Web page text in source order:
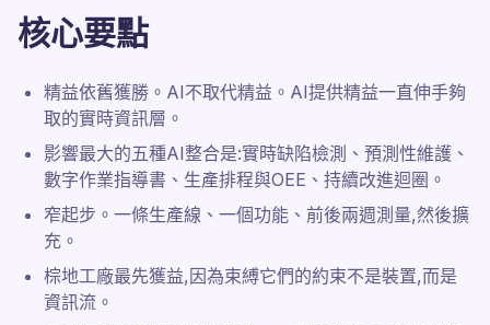
核心要點
精益依舊獲勝。AI不取代精益。AI提供精益一直伸手夠
取的實時資訊層。
影響最大的五種AI整合是:實時缺陷檢測、預測性維護、
數字作業指導書、生產排程與OEE、持續改進迴圈。
窄起步。一條生產線、一個功能、前後兩週測量,然後擴
充。
棕地工廠最先獲益,因為束縛它們的約束不是裝置,而是
資訊流。